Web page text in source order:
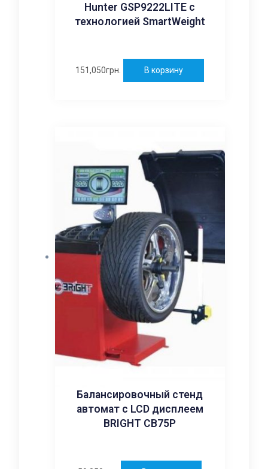
Hunter GSP9222LITE с
технологией SmartWeight
151,050грн. В корзину
Балансировочный стенд
автомат с LCD дисплеем
BRIGHT CB75P